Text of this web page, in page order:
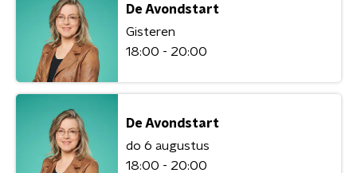
De Avondstart
Gisteren
18:00 - 20:00
De Avondstart
do 6 augustus
18:00 - 20:00